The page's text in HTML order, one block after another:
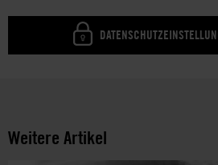
Weitere Artikel